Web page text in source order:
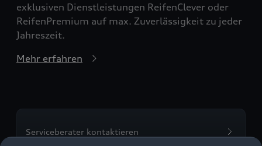
exklusiven Dienstleistungen ReifenClever oder
ReifenPremium auf max. Zuverlässigkeit zu jeder
Jahreszeit.
Mehr erfahren
Serviceberater kontaktieren